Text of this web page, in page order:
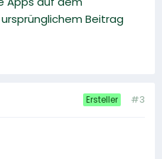
Beitrag
Ersteller #3